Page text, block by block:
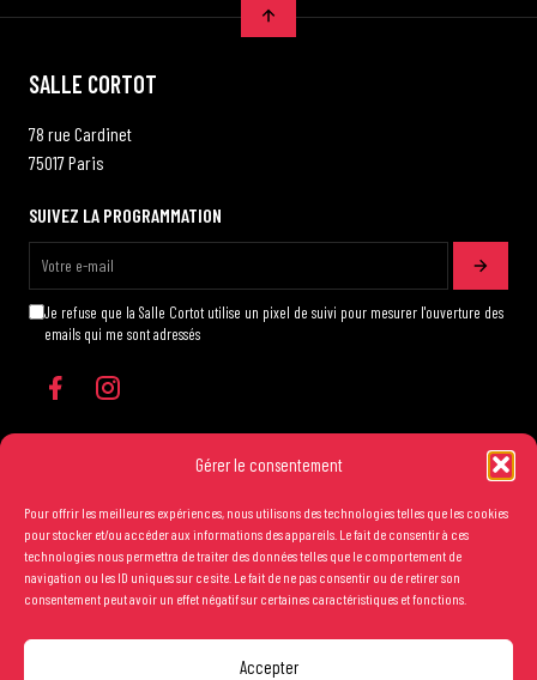
Gérer le consentement
Pour offrir les meilleures expériences, nous utilisons des technologies telles que les cookies
pour stocker et/ou accéder aux informations des appareils. Le fait de consentir à ces
technologies nous permettra de traiter des données telles que le comportement de
navigation ou les ID uniques sur ce site. Le fait de ne pas consentir ou de retirer son
consentement peut avoir un effet négatif sur certaines caractéristiques et fonctions.
Accepter
SALLE CORTOT
78 rue Cardinet
75017 Paris
SUIVEZ LA PROGRAMMATION
Je refuse que la Salle Cortot utilise un pixel de suivi pour mesurer l'ouverture des
emails qui me sont adressés
Les conditions générales de vente
Mentions légales
Crédits
Copyright Salle Cortot © 2025 - Création studio